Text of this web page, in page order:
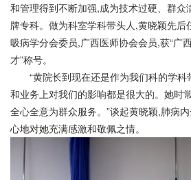
和管理得到不断加强,成为技术过硬、群众
牌专科。做为科室学科带头人,黄晓颖先
吸病学分会委员,广西医师协会会员,获“广
才”称号。
“黄院长到现在还是作为我们科的学
和业务上对我们的影响都是很大的。她时
全心全意为群众服务。”谈起黄晓颖,肺病
心地对她充满感激和敬佩之情。